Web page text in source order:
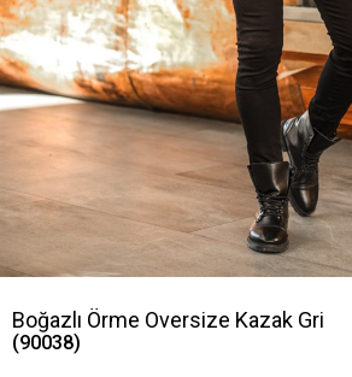
Boğazlı Örme Oversize Kazak Gri
(90038)